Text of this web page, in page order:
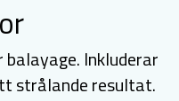
balayage. Inkluderar
strålande resultat.